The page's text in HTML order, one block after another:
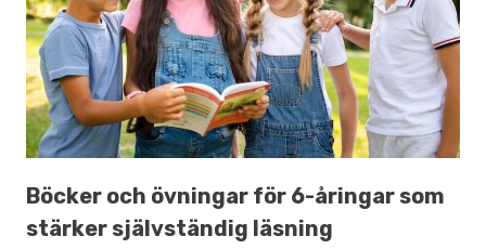
Böcker och övningar för 6-åringar som
stärker självständig läsning